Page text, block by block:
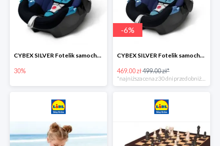
CYBEX SILVER Fotelik samochodowy -30%
30%
-6%
CYBEX SILVER Fotelik samochodowy + dostawa gratis!
469.00 zł499.00 zł*
*najniższa cena z 30 dni przed obniżką